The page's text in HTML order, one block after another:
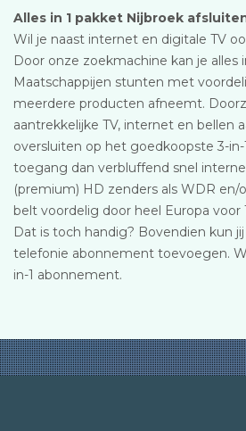
Alles in 1 pakket Nijbroek
Wil je naast internet en digitale TV
Door onze zoekmachine kan je alles
Maatschappijen stunten met
meerdere producten afneemt.
aantrekkelijke TV, internet en bellen
oversluiten op het goedkoopste 3-
toegang dan verbluffend snel
(premium) HD zenders als WDR en/
belt voordelig door heel Europa voor
Dat is toch handig? Bovendien kun
telefonie abonnement toevoegen.
in-1 abonnement.